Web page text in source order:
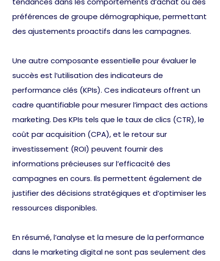
préférences de groupe démographique, permettant
des ajustements proactifs dans les campagnes.
Une autre composante essentielle pour évaluer le
succès est l’utilisation des indicateurs de
performance clés (KPIs). Ces indicateurs offrent un
cadre quantifiable pour mesurer l’impact des actions
marketing. Des KPIs tels que le taux de clics (CTR), le
coût par acquisition (CPA), et le retour sur
investissement (ROI) peuvent fournir des
informations précieuses sur l’efficacité des
campagnes en cours. Ils permettent également de
justifier des décisions stratégiques et d’optimiser les
ressources disponibles.
En résumé, l’analyse et la mesure de la performance
dans le marketing digital ne sont pas seulement des